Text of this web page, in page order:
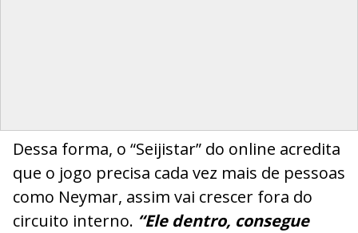
Dessa forma, o “Seijistar” do online acredita
que o jogo precisa cada vez mais de pessoas
como Neymar, assim vai crescer fora do
circuito interno. “Ele dentro, consegue